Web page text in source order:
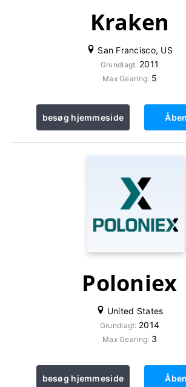
Kraken
San Francisco, US
Grundlagt: 2011
Max Gearing: 5
besøg hjemmeside
Poloniex
United States
Grundlagt: 2014
Max Gearing: 3
besøg hjemmeside